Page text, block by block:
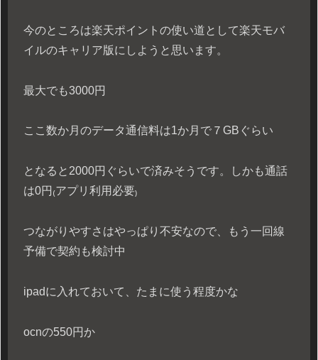
今のところは楽天ポイントの使い道として楽天モバ
イルのキャリア版にしようと思います。
最大でも3000円
ここ数か月のデータ通信料は1か月で７GBぐらい
となると2000円ぐらいで済みそうです。しかも通話
は0円₍アプリ利用必要₎
つながりやすさはやっぱり不安なので、もう一回線
予備で契約も検討中
ipadに入れておいて、たまに使う程度かな
ocnの550円か